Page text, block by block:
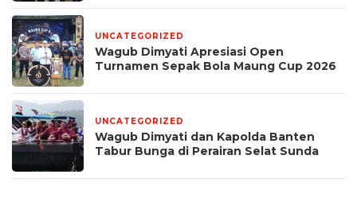
UNCATEGORIZED
Wagub Dimyati Apresiasi Open
Turnamen Sepak Bola Maung Cup 2026
UNCATEGORIZED
Wagub Dimyati dan Kapolda Banten
Tabur Bunga di Perairan Selat Sunda